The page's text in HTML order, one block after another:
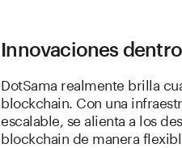
Innovaciones
DotSama realmente brilla
blockchain. Con una
escalable, se alienta a los
blockchain de manera